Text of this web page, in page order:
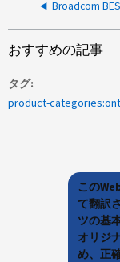
おすすめの記事
タグ
product-
この
て翻訳
ツの基
オリジ
め、正